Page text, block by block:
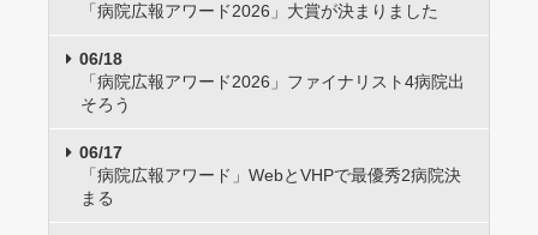
「病院広報アワード2026」大賞が決まりました
06/18
「病院広報アワード2026」ファイナリスト4病院出
そろう
06/17
「病院広報アワード」WebとVHPで最優秀2病院決
まる